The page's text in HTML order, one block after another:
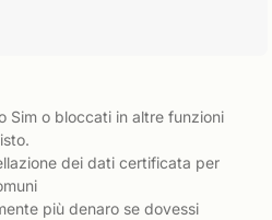
Sim o bloccati in altre funzioni
dei dati certificata per
più denaro se dovessi